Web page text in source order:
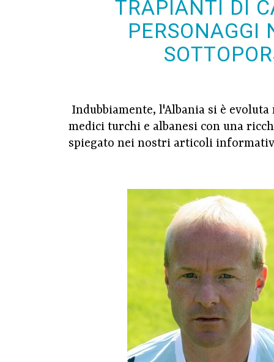
TRAPIANTI DI
PERSONAGGI
Indubbiamente, l'Albania si è
medici turchi e albanesi con una
spiegato nei nostri articoli